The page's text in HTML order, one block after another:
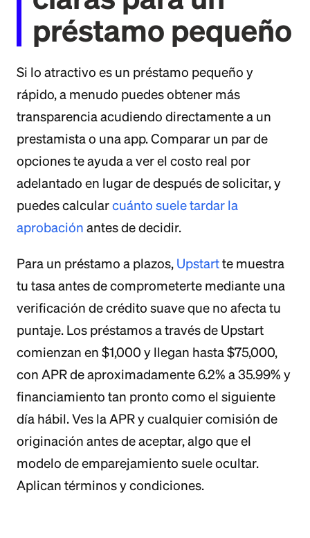
préstamo pequeño
Si lo atractivo es un préstamo pequeño y
rápido, a menudo puedes obtener más
transparencia acudiendo directamente a un
prestamista o una app. Comparar un par de
opciones te ayuda a ver el costo real por
adelantado en lugar de después de solicitar, y
puedes calcularcuánto suele tardar la
aprobación antes de decidir.
Para un préstamo a plazos, Upstartte muestra
tu tasa antes de comprometerte mediante una
verificación de crédito suave que no afecta tu
puntaje. Los préstamos a través de Upstart
comienzan en $1,000 y llegan hasta $75,000,
con APR de aproximadamente 6.2% a 35.99% y
financiamiento tan pronto como el siguiente
día hábil. Ves la APR y cualquier comisión de
originación antes de aceptar, algo que el
modelo de emparejamiento suele ocultar.
Aplican términos y condiciones.